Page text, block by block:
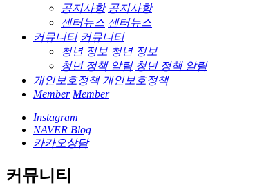
공지사항 공지사항
센터뉴스 센터뉴스
커뮤니티 커뮤니티
청년 정보 청년 정보
청년 정책 알림 청년 정책 알림
개인보호정책 개인보호정책
Member Member
Instagram
NAVER Blog
카카오상담
커뮤니티